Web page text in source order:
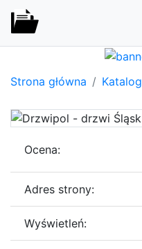
Strona główna Katalog
Ocena:
Adres strony:
Wyświetleń: